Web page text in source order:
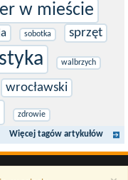
w mieście
sobotka sprzęt
walbrzych
wrocławski
zdrowie
Więcej tagów artykułów